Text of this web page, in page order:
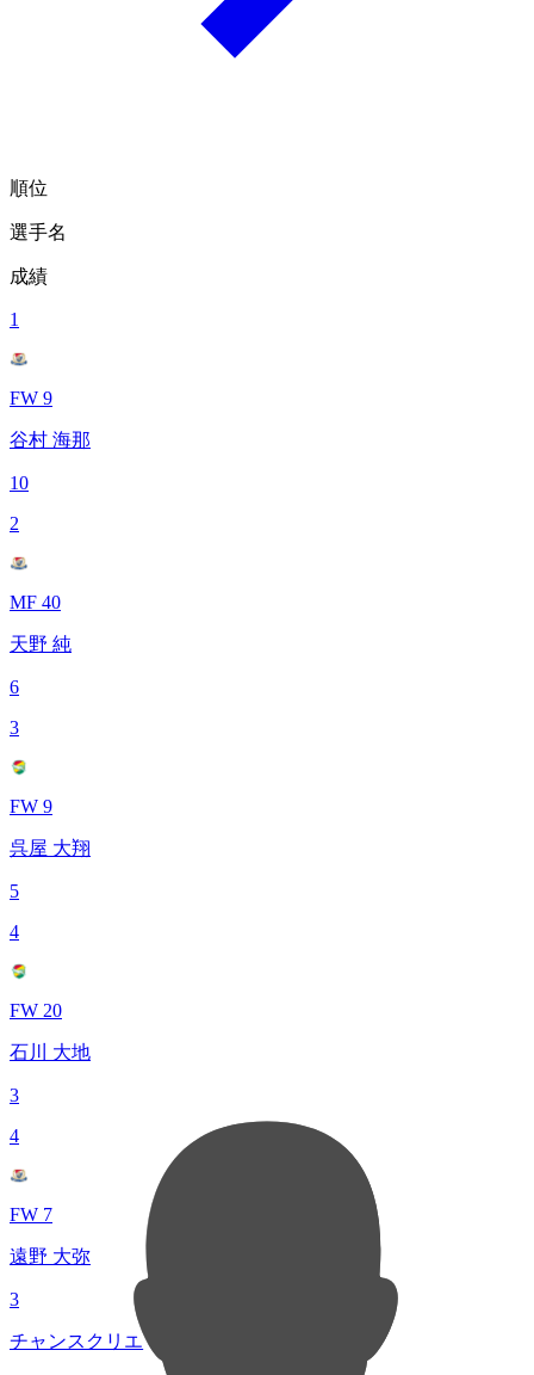
順位
選手名
成績
1
FW 9
谷村 海那
10
2
MF 40
天野 純
6
3
FW 9
呉屋 大翔
5
4
FW 20
石川 大地
3
4
FW 7
遠野 大弥
3
チャンスクリエイト総数